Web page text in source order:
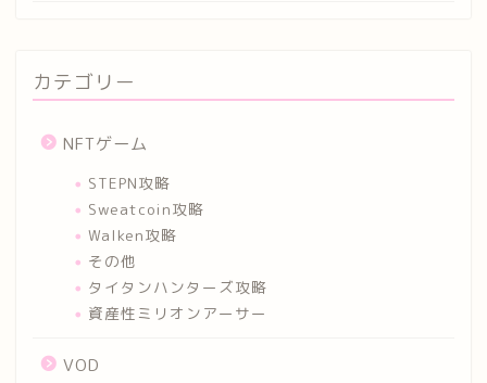
カテゴリー
NFTゲーム
STEPN攻略
Sweatcoin攻略
Walken攻略
その他
タイタンハンターズ攻略
資産性ミリオンアーサー
VOD